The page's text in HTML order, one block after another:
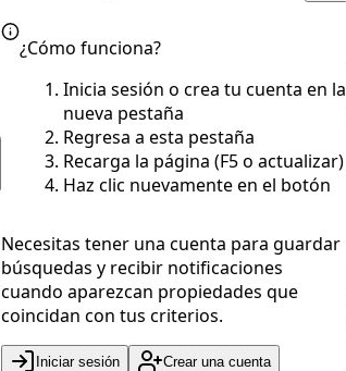
¿Cómo funciona?
Inicia sesión o crea tu cuenta en la
nueva pestaña
Regresa a esta pestaña
Recarga la página (F5 o actualizar)
Haz clic nuevamente en el botón
Necesitas tener una cuenta para guardar
búsquedas y recibir notificaciones
cuando aparezcan propiedades que
coincidan con tus criterios.
Iniciar sesión Crear una cuenta